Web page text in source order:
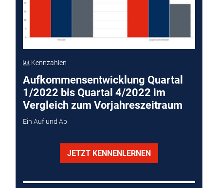
Kennzahlen
Aufkommensentwicklung Quartal
1/2022 bis Quartal 4/2022 im
Vergleich zum Vorjahreszeitraum
Ein Auf und Ab
JETZT KENNENLERNEN